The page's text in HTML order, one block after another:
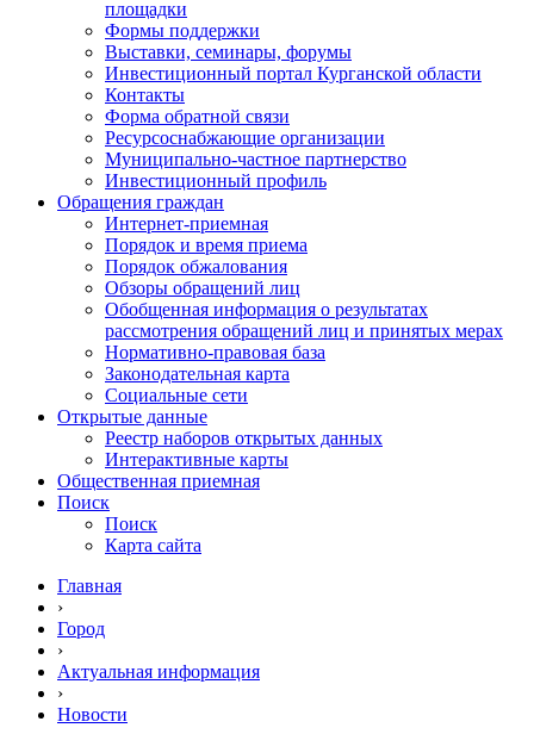
площадки
Формы поддержки
Выставки, семинары, форумы
Инвестиционный портал Курганской области
Контакты
Форма обратной связи
Ресурсоснабжающие организации
Муниципально-частное партнерство
Инвестиционный профиль
Обращения граждан
Интернет-приемная
Порядок и время приема
Порядок обжалования
Обзоры обращений лиц
Обобщенная информация о результатах
рассмотрения обращений лиц и принятых мерах
Нормативно-правовая база
Законодательная карта
Социальные сети
Открытые данные
Реестр наборов открытых данных
Интерактивные карты
Общественная приемная
Поиск
Поиск
Карта сайта
Главная
›
Город
›
Актуальная информация
›
Новости